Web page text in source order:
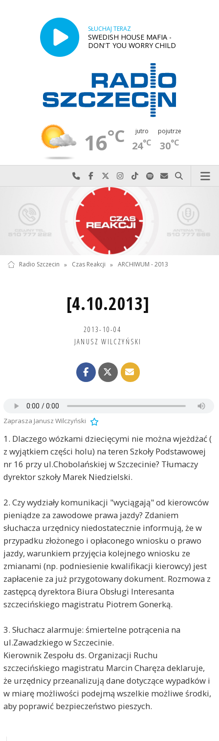
SŁUCHAJ TERAZ
SWEDISH HOUSE MAFIA -
DON'T YOU WORRY CHILD
16°C jutro
24°C
pojutrze
30°C
Najlepiej po prostu do nas zadzwoń
Odwiedź nas na Facebook-u
Odwiedź nas na X
Odwiedź nas na Instagram-ie
Odwiedź nas na TikTok-u
Szukaj nas na Spotify
Wyślij do nas
Szukaj
Radio Szczecin » Czas Reakcji » ARCHIWUM - 2013
[4.10.2013]
2013-10-04
JANUSZ WILCZYŃSKI
Zaprasza Janusz Wilczyński
1. Dlaczego wózkami dziecięcymi nie można wjeżdżać (
z wyjątkiem części holu) na teren Szkoły Podstawowej
nr 16 przy ul.Chobolańskiej w Szczecinie? Tłumaczy
dyrektor szkoły Marek Niedzielski.
2. Czy wydziały komunikacji "wyciągają" od kierowców
pieniądze za zawodowe prawa jazdy? Zdaniem
słuchacza urzędnicy niedostatecznie informują, że w
przypadku złożonego i opłaconego wniosku o prawo
jazdy, warunkiem przyjęcia kolejnego wniosku ze
zmianami (np. podniesienie kwalifikacji kierowcy) jest
zapłacenie za już przygotowany dokument. Rozmowa z
zastępcą dyrektora Biura Obsługi Interesanta
szczecińskiego magistratu Piotrem Gonerką.
3. Słuchacz alarmuje: śmiertelne potrącenia na
ul.Zawadzkiego w Szczecinie.
Kierownik Zespołu ds. Organizacji Ruchu
szczecińskiego magistratu Marcin Charęza deklaruje,
że urzędnicy przeanalizują dane dotyczące wypadków i
w miarę możliwości podejmą wszelkie możliwe środki,
aby poprawić bezpieczeństwo pieszych.